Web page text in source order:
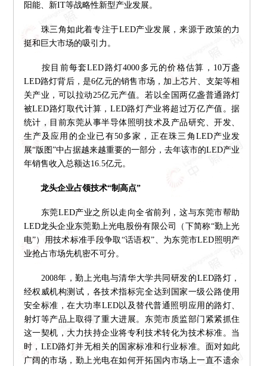
阳能、新IT等战略性新型产业发展。
珠三角如此着专注于LED产业发展，来源于政策的力
挺和巨大市场的吸引力。
按目前每套LED路灯4000多元的价格估算，10万盏
LED路灯背后，是6亿元的销售市场，加上芯片、支架等相
关产业，可以拉动25亿元产值。若以全国两亿盏普通路灯
被LED路灯取代计算，LED路灯产业将超过万亿产值。据
统计，目前东莞从事半导体照明技术及产品研究、开发、
生产及应用的企业已有50多家，正在珠三角LED产业发
展“版图”中占据越来越重要的一部分，去年该市的LED产业
年销售收入总额达16.5亿元。
龙头企业占领技术“制高点”
东莞LED产业之所以走向全省前列，这与东莞市帮助
LED龙头企业东莞勤上光电股份有限公司（下简称“勤上光
电”）用技术标准手段争取“话语权”、为东莞市LED照明产
业抢占市场先机密不可分。
2008年，勤上光电与清华大学共同研发的LED路灯，
经权威机构测试，各技术指标完全达到国家一级公路使用
安全标准，在大功率LED以及替代普通照明应用的路灯、
射灯等产品上取得了重大进展。东莞市质监部门紧紧抓住
这一契机，大力扶持企业将专利技术转化为技术标准。当
时，LED路灯并无相关的国家标准和行业标准。面对如此
广阔的市场，勤上光电在如何开拓国内市场上一直不遗余